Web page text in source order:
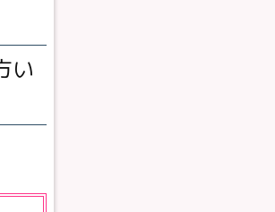
い